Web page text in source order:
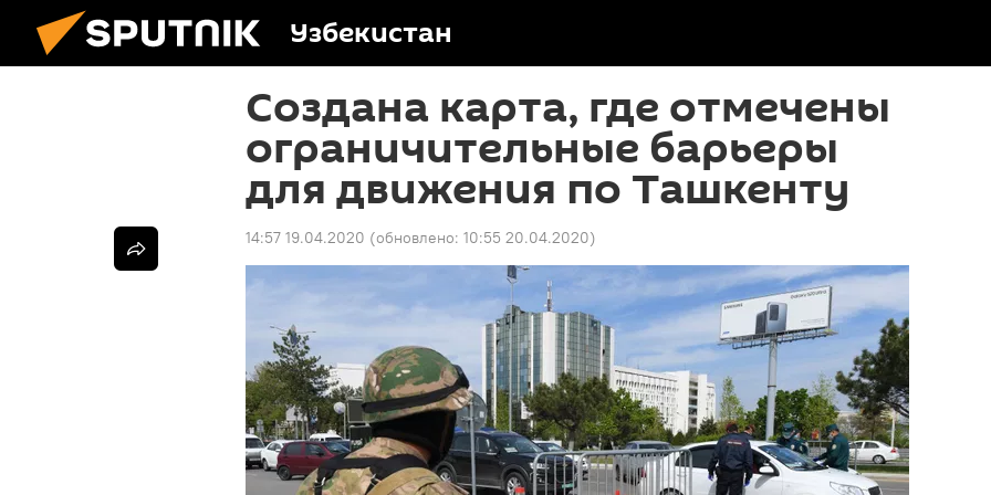
Узбекистан
Создана карта, где отмечены
ограничительные барьеры
для движения по Ташкенту
14:57 19.04.2020 (обновлено: 10:55 20.04.2020)